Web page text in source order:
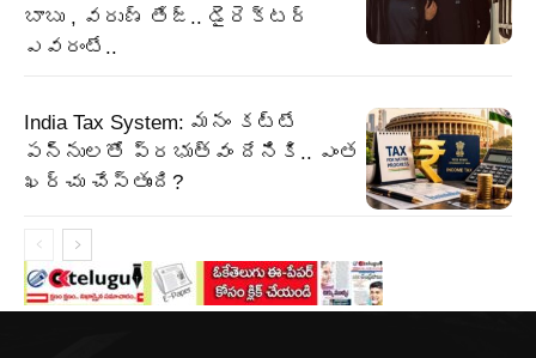
బాబు , వరుణ్ తేజ్.. డైరెక్టర్
ఎవరంటే..
India Tax System: మనం కట్టే
పన్నులతో ప్రభుత్వం దేనికి.. ఎంత
ఖర్చు చేస్తుంది?